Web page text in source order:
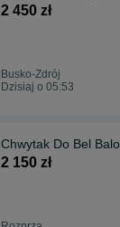
2 450 zł
Busko-Zdrój
Dzisiaj o 05:53
Chwytak Do Bel
2 150 zł